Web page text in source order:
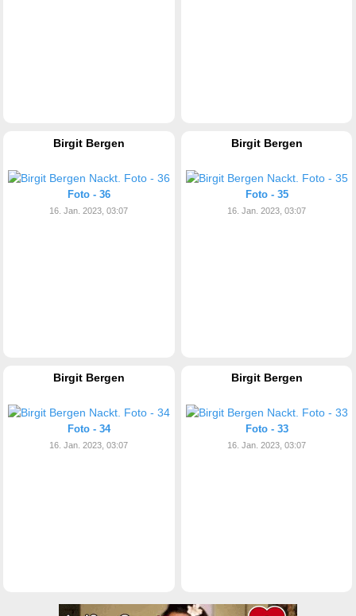
Birgit Bergen
Foto - 36
16. Jan. 2023, 03:07
Birgit Bergen
Foto - 35
16. Jan. 2023, 03:07
Birgit Bergen
Foto - 34
16. Jan. 2023, 03:07
Birgit Bergen
Foto - 33
16. Jan. 2023, 03:07